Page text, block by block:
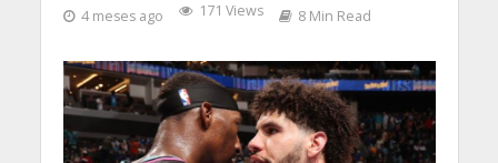
4 meses ago 171 Views 8 Min Read